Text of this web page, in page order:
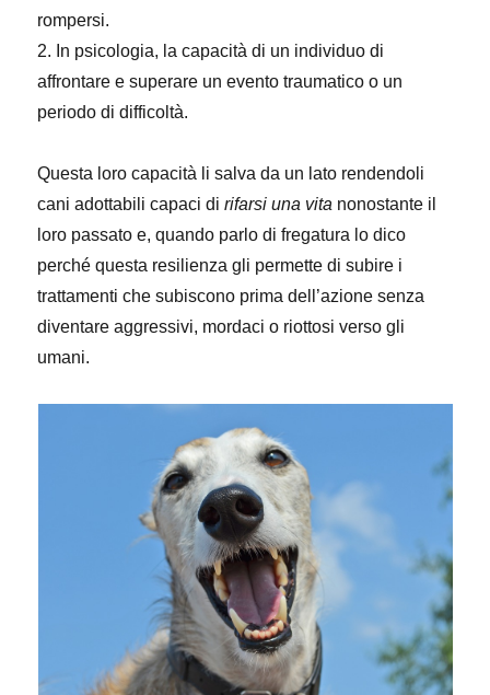
rompersi.
2. In psicologia, la capacità di un individuo di
affrontare e superare un evento traumatico o un
periodo di difficoltà.
Questa loro capacità li salva da un lato rendendoli
cani adottabili capaci dirifarsi una vita nonostante il
loro passato e, quando parlo di fregatura lo dico
perché questa resilienza gli permette di subire i
trattamenti che subiscono prima dell’azione senza
diventare aggressivi, mordaci o riottosi verso gli
umani.